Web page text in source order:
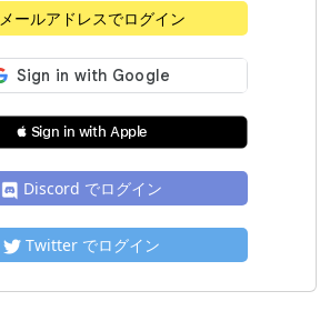
メールアドレスでログイン
 Sign in with Apple
Discord でログイン
Twitter でログイン